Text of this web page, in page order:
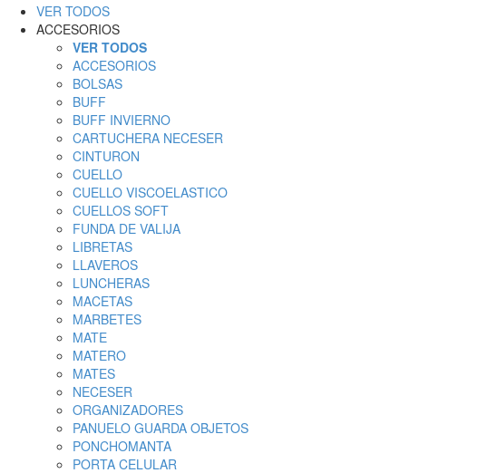
VER TODOS
ACCESORIOS
VER TODOS
ACCESORIOS
BOLSAS
BUFF
BUFF INVIERNO
CARTUCHERA NECESER
CINTURON
CUELLO
CUELLO VISCOELASTICO
CUELLOS SOFT
FUNDA DE VALIJA
LIBRETAS
LLAVEROS
LUNCHERAS
MACETAS
MARBETES
MATE
MATERO
MATES
NECESER
ORGANIZADORES
PANUELO GUARDA OBJETOS
PONCHOMANTA
PORTA CELULAR